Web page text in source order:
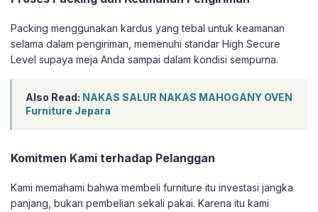
Packing menggunakan kardus yang tebal untuk keamanan
selama dalam pengiriman, memenuhi standar High Secure
Level supaya meja Anda sampai dalam kondisi sempurna.
Also Read: NAKAS SALUR NAKAS MAHOGANY OVEN
Furniture Jepara
Komitmen Kami terhadap Pelanggan
Kami memahami bahwa membeli furniture itu investasi jangka
panjang, bukan pembelian sekali pakai. Karena itu kami